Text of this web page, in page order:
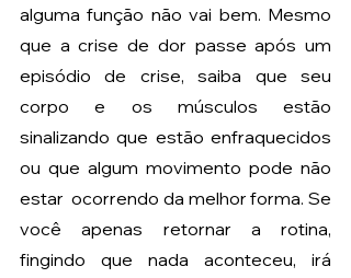
alguma função não vai bem. Mesmo
que a crise de dor passe após um
episódio de crise, saiba que seu
corpo e os músculos estão
sinalizando que estão enfraquecidos
ou que algum movimento pode não
estar  ocorrendo da melhor forma. Se
você apenas retornar a rotina,
fingindo que nada aconteceu, irá